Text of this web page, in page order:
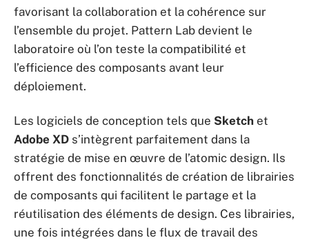
favorisant la collaboration et la cohérence sur
l’ensemble du projet. Pattern Lab devient le
laboratoire où l’on teste la compatibilité et
l’efficience des composants avant leur
déploiement.
Les logiciels de conception tels que Sketch et
Adobe XD s’intègrent parfaitement dans la
stratégie de mise en œuvre de l’atomic design. Ils
offrent des fonctionnalités de création de librairies
de composants qui facilitent le partage et la
réutilisation des éléments de design. Ces librairies,
une fois intégrées dans le flux de travail des